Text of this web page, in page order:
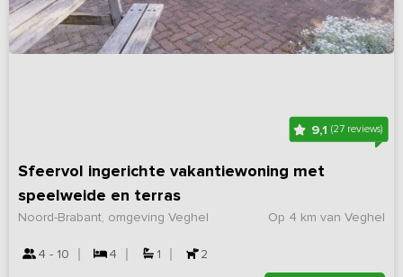
9,1(27 reviews)
Sfeervol ingerichte vakantiewoning met
speelweide en terras
Op 4 km van Veghel
Noord-Brabant, omgeving Veghel
4 - 10 4 1 2